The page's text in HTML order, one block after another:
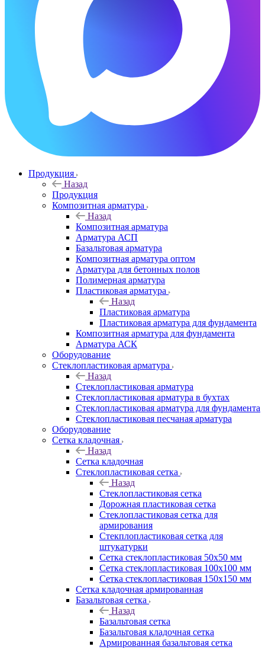
Продукция
Назад
Продукция
Композитная арматура
Назад
Композитная арматура
Арматура АСП
Базальтовая арматура
Композитная арматура оптом
Арматура для бетонных полов
Полимерная арматура
Пластиковая арматура
Назад
Пластиковая арматура
Пластиковая арматура для фундамента
Композитная арматура для фундамента
Арматура АСК
Оборудование
Cтеклопластиковая арматура
Назад
Cтеклопластиковая арматура
Стеклопластиковая арматура в бухтах
Стеклопластиковая арматура для фундамента
Стеклопластиковая песчаная арматура
Оборудование
Сетка кладочная
Назад
Сетка кладочная
Стеклопластиковая сетка
Назад
Стеклопластиковая сетка
Дорожная пластиковая сетка
Стеклопластиковая сетка для
армирования
Стекплопластиковая сетка для
штукатурки
Сетка стеклопластиковая 50x50 мм
Сетка стеклопластиковая 100x100 мм
Сетка стеклопластиковая 150x150 мм
Сетка кладочная армированная
Базальтовая сетка
Назад
Базальтовая сетка
Базальтовая кладочная сетка
Армированная базальтовая сетка